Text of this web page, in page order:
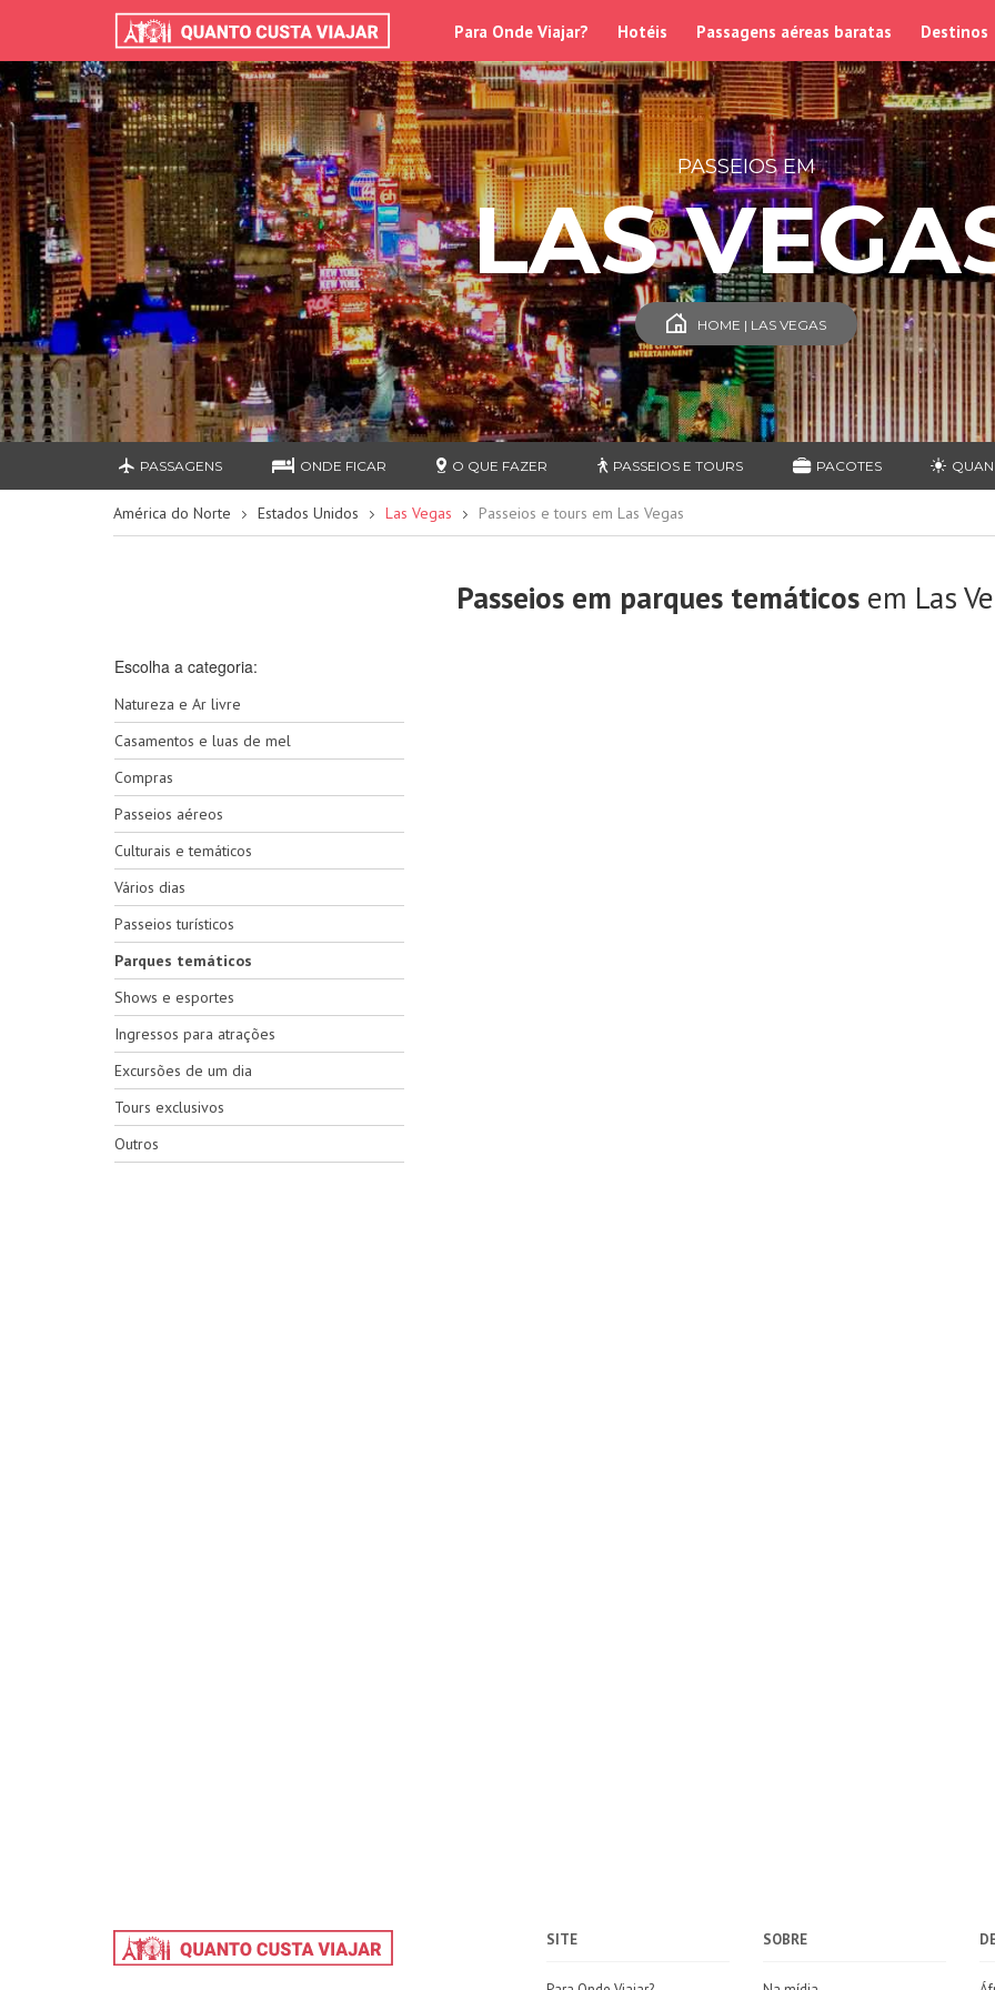
Para Onde Viajar? Hotéis Passagens aéreas baratas Destinos
PASSEIOS EM
LAS
HOME | LAS VEGAS
PASSAGENS ONDE FICAR O QUE FAZER PASSEIOS E TOURS PACOTES
América do Norte Estados Unidos Las Vegas Passeios e tours em Las Vegas
Passeios em parques temáticosem Las
Escolha a categoria:
Natureza e Ar livre
Casamentos e luas de mel
Compras
Passeios aéreos
Culturais e temáticos
Vários dias
Passeios turísticos
Parques temáticos
Shows e esportes
Ingressos para atrações
Excursões de um dia
Tours exclusivos
Outros
SITE SOBRE